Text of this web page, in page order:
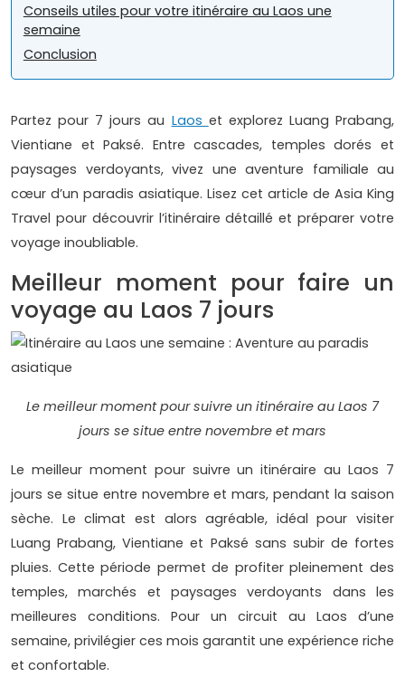
Conseils utiles pour votre itinéraire au Laos une
semaine
Conclusion
Partez pour 7 jours au Laos et explorez Luang Prabang,
Vientiane et Paksé. Entre cascades, temples dorés et
paysages verdoyants, vivez une aventure familiale au
cœur d’un paradis asiatique. Lisez cet article de Asia King
Travel pour découvrir l’itinéraire détaillé et préparer votre
voyage inoubliable.
Meilleur moment pour faire un
voyage au Laos 7 jours
Le meilleur moment pour suivre un itinéraire au Laos 7
jours se situe entre novembre et mars
Le meilleur moment pour suivre un itinéraire au Laos 7
jours se situe entre novembre et mars, pendant la saison
sèche. Le climat est alors agréable, idéal pour visiter
Luang Prabang, Vientiane et Paksé sans subir de fortes
pluies. Cette période permet de profiter pleinement des
temples, marchés et paysages verdoyants dans les
meilleures conditions. Pour un circuit au Laos d’une
semaine, privilégier ces mois garantit une expérience riche
et confortable.